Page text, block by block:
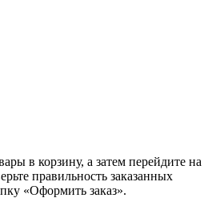
в корзину, а затем перейдите на
правильность заказанных
«Оформить заказ».